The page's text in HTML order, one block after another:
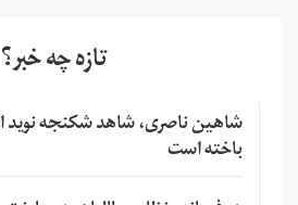
تازه چه خبر؟
شاهین ناصری، شاهد شکنجه نوید
باخته است